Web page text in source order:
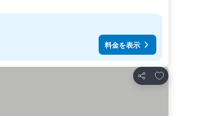
料金を表示
シェア
お気に入りに追加